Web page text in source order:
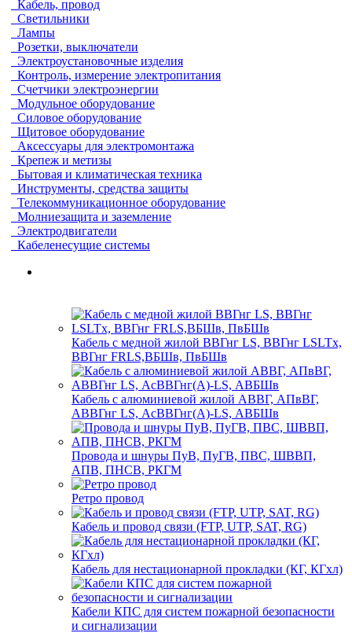
Кабель, провод
Светильники
Лампы
Розетки, выключатели
Электроустановочные изделия
Контроль, измерение электропитания
Счетчики электроэнергии
Модульное оборудование
Силовое оборудование
Щитовое оборудование
Аксессуары для электромонтажа
Крепеж и метизы
Бытовая и климатическая техника
Инструменты, средства защиты
Телекоммуникационное оборудование
Молниезащита и заземление
Электродвигатели
Кабеленесущие системы
Кабель с медной жилой ВВГнг LS, ВВГнг LSLTx,
ВВГнг FRLS,ВБШв, ПвБШв
Кабель с алюминиевой жилой АВВГ, АПвВГ,
АВВГнг LS, АсВВГнг(А)-LS, АВБШв
Провода и шнуры ПуВ, ПуГВ, ПВС, ШВВП,
АПВ, ПНСВ, РКГМ
Ретро провод
Кабель и провод связи (FTP, UTP, SAT, RG)
Кабель для нестационарной прокладки (КГ, КГхл)
Кабели КПС для систем пожарной безопасности
и сигнализации